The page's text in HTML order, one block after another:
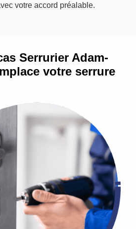
votre accord préalable.
Serrurier Adam-
votre serrure